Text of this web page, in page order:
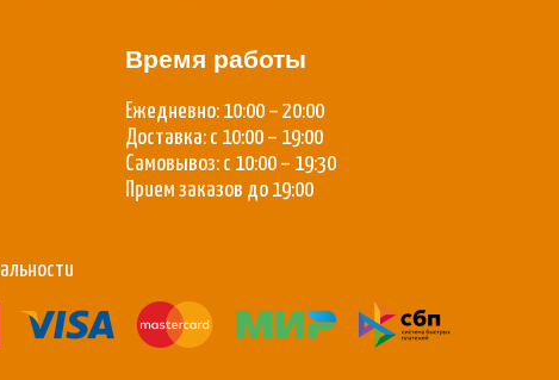
Время работы
Ежедневно: 10:00 – 20:00
Доставка: с 10:00 – 19:00
Самовывоз: с 10:00 – 19:30
Прием заказов до 19:00